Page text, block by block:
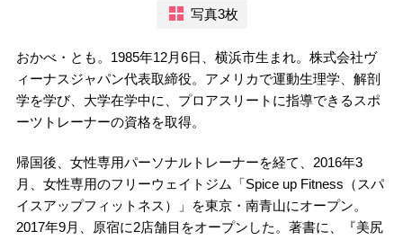
写真3枚
おかべ・とも。1985年12月6日、横浜市生まれ。株式会社ヴ
ィーナスジャパン代表取締役。アメリカで運動生理学、解剖
学を学び、大学在学中に、プロアスリートに指導できるスポ
ーツトレーナーの資格を取得。
帰国後、女性専用パーソナルトレーナーを経て、2016年3
月、女性専用のフリーウェイトジム「Spice up Fitness（スパ
イスアップフィットネス）」を東京・南青山にオープン。
2017年9月、原宿に2店舗目をオープンした。著書に、『美尻